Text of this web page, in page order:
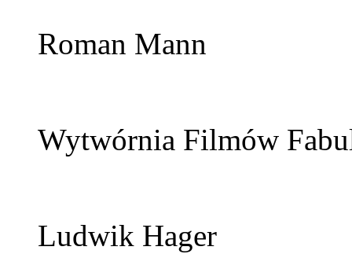
Roman Mann
Wytwórnia Filmów
Ludwik Hager